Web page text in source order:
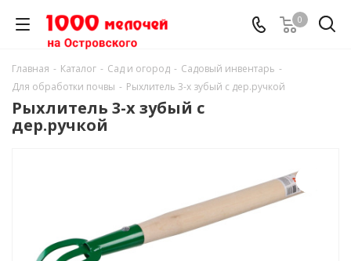
0
Главная - Каталог - Сад и огород - Садовый инвентарь -
Для обработки почвы - Рыхлитель 3-х зубый с дер.ручкой
Рыхлитель 3-х зубый с
дер.ручкой